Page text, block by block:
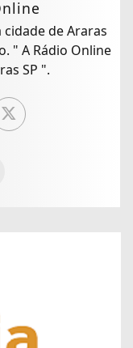
de Araras
SP ".